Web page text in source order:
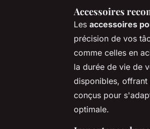
Accessoires
Les accessoires
précision de vos
comme celles en
la durée de vie de
disponibles, offrant
conçus pour
optimale.